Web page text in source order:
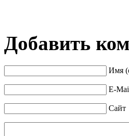
Добавить
Имя
E-
Сайт